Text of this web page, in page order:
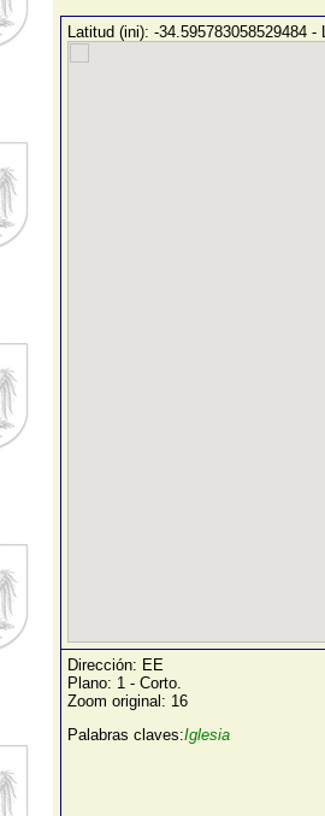
Latitud (ini): -34.595783058529484
Dirección: EE
Plano: 1 - Corto.
Zoom original: 16
Palabras claves:Iglesia